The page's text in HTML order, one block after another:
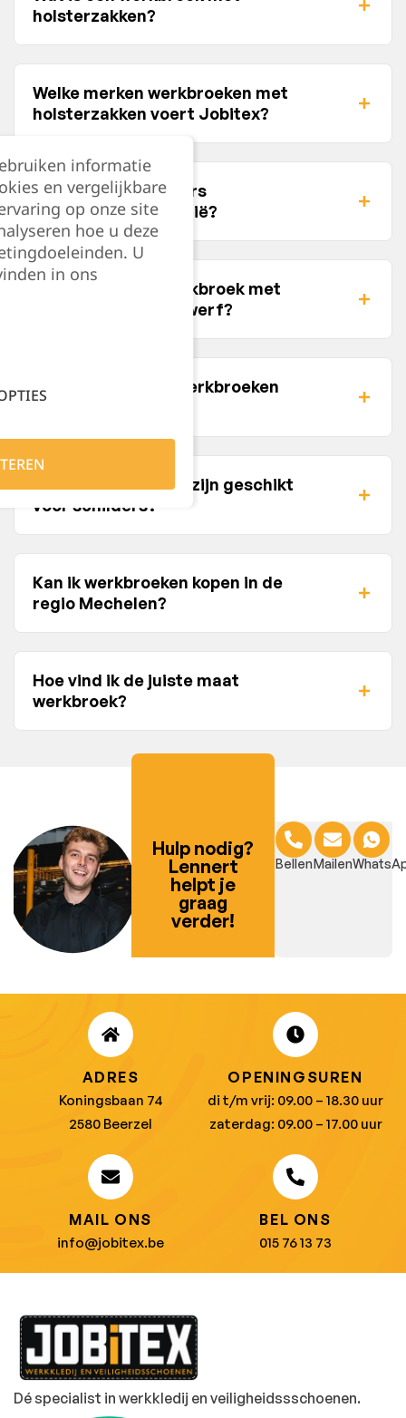
holsterzakken?
Welke merken werkbroeken met
holsterzakken voert Jobitex?
Waar koop ik Snickers
werkbroeken in België?
Wat is de beste werkbroek met
stretch voor op de werf?
Verkoopt Jobitex werkbroeken
voor vrouwen?
Welke werkbroeken zijn geschikt
voor schilders?
Kan ik werkbroeken kopen in de
regio Mechelen?
Hoe vind ik de juiste maat
werkbroek?
Hulp nodig?
Lennert
helpt je
graag
verder!
BellenMailen
ADRES
Koningsbaan 74
2580 Beerzel
OPENINGSUREN
di t/m vrij: 09.00 – 18.30 uur
zaterdag: 09.00 – 17.00 uur
MAIL ONS
info@jobitex.be
BEL ONS
015 76 13 73
Dé specialist in werkkledij en veiligheidssschoenen.
informatie
en vergelijkbare
op onze site
hoe u deze
U
in ons